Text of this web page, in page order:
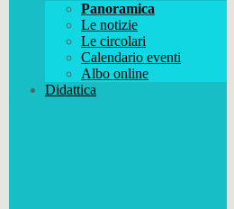
Panoramica
Le notizie
Le circolari
Calendario eventi
Albo online
Didattica